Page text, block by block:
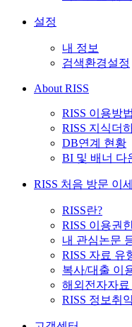
설정
내 정보
검색환경설정
About RISS
RISS 이용방법
RISS 지식더
DB연계 현황
BI 및 배너 다
RISS 처음 방문 이
RISS란?
RISS 이용권
내 관심논문
RISS 자료 유
복사/대출 이
해외전자자료
RISS 정보취